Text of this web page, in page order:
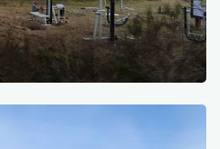
фрески